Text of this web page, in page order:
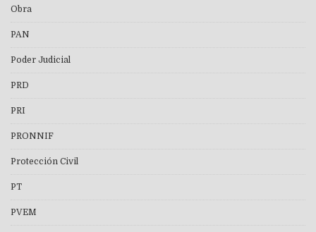
Obra
PAN
Poder Judicial
PRD
PRI
PRONNIF
Protección Civil
PT
PVEM